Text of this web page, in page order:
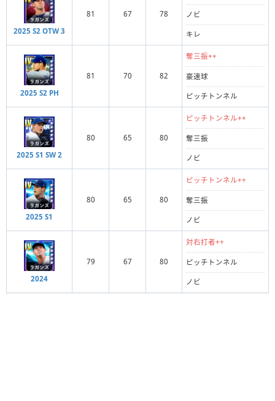
2025 S2 OTW 3
81 67 78 ノビ
キレ
2025 S2 PH
81 70 82
奪三振++
豪速球
ピッチトンネル
2025 S1 SW 2
80 65 80
ピッチトンネル++
奪三振
ノビ
2025 S1
80 65 80
ピッチトンネル++
奪三振
ノビ
2024
79 67 80
対右打者++
ピッチトンネル
ノビ